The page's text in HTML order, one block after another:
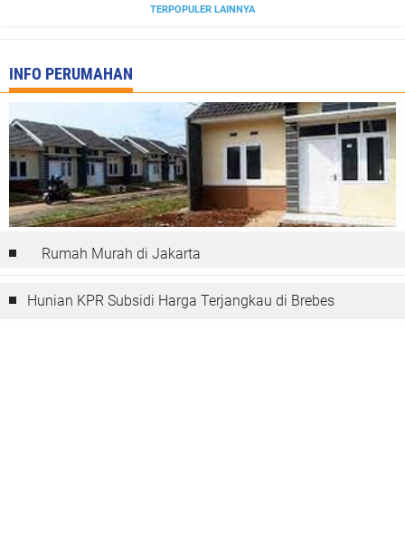
TERPOPULER LAINNYA
INFO PERUMAHAN
Rumah Murah di Jakarta
Hunian KPR Subsidi Harga Terjangkau di Brebes